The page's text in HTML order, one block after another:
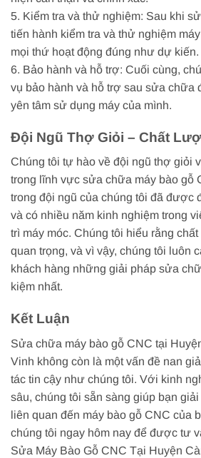
5. Kiểm tra và thử nghiệm: Sau khi
tiến hành kiểm tra và thử nghiệm
mọi thứ hoạt động đúng như dự kiến.
6. Bảo hành và hỗ trợ: Cuối cùng,
vụ bảo hành và hỗ trợ sau sửa chữa
yên tâm sử dụng máy của mình.
Đội Ngũ Thợ Giỏi – Chất
Chúng tôi tự hào về đội ngũ thợ giỏi
trong lĩnh vực sửa chữa máy bào gỗ
trong đội ngũ của chúng tôi đã được
và có nhiều năm kinh nghiệm trong
trì máy móc. Chúng tôi hiểu rằng
quan trọng, và vì vậy, chúng tôi luôn
khách hàng những giải pháp sửa
kiệm nhất.
Kết Luận
Sửa chữa máy bào gỗ CNC tại
Vinh không còn là một vấn đề nan
tác tin cậy như chúng tôi. Với kinh
sâu, chúng tôi sẵn sàng giúp bạn
liên quan đến máy bào gỗ CNC của
chúng tôi ngay hôm nay để được tư
Sửa Máy Bào Gỗ CNC Tại Huyện